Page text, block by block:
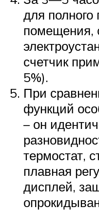
для полного
помещения,
счетчик
5%).
При
функций
– он
термостат,
плавная
дисплей,